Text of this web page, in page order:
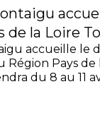
de la Loire
accueille le
Région Pays de
du 8 au 11